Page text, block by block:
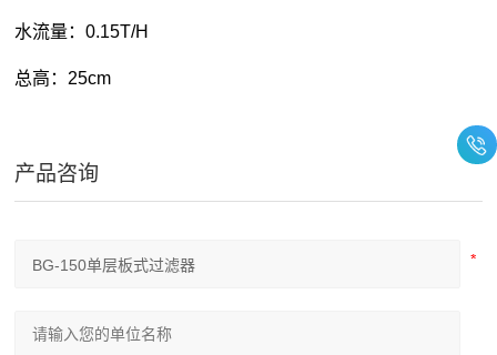
水流量：0.15T/H
总高：25cm
产品咨询